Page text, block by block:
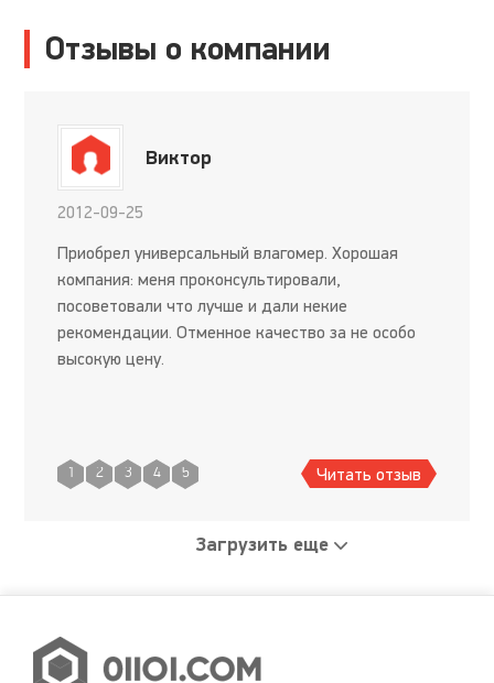
Отзывы о компании
Виктор
2012-09-25
Приобрел универсальный влагомер. Хорошая
компания: меня проконсультировали,
посоветовали что лучше и дали некие
рекомендации. Отменное качество за не особо
высокую цену.
1 2 3 4 5 Читать отзыв
Загрузить еще